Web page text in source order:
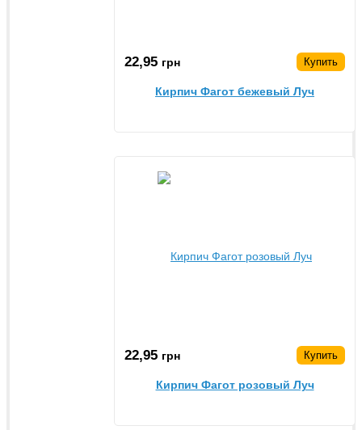
22,95 грн Купить
Кирпич Фагот бежевый Луч
22,95 грн Купить
Кирпич Фагот розовый Луч